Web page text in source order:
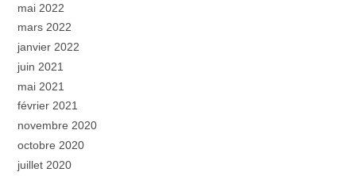
mai 2022
mars 2022
janvier 2022
juin 2021
mai 2021
février 2021
novembre 2020
octobre 2020
juillet 2020